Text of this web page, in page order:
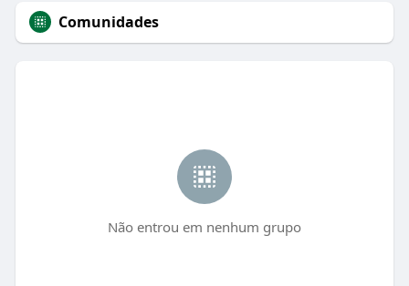
Comunidades
Não entrou em nenhum grupo